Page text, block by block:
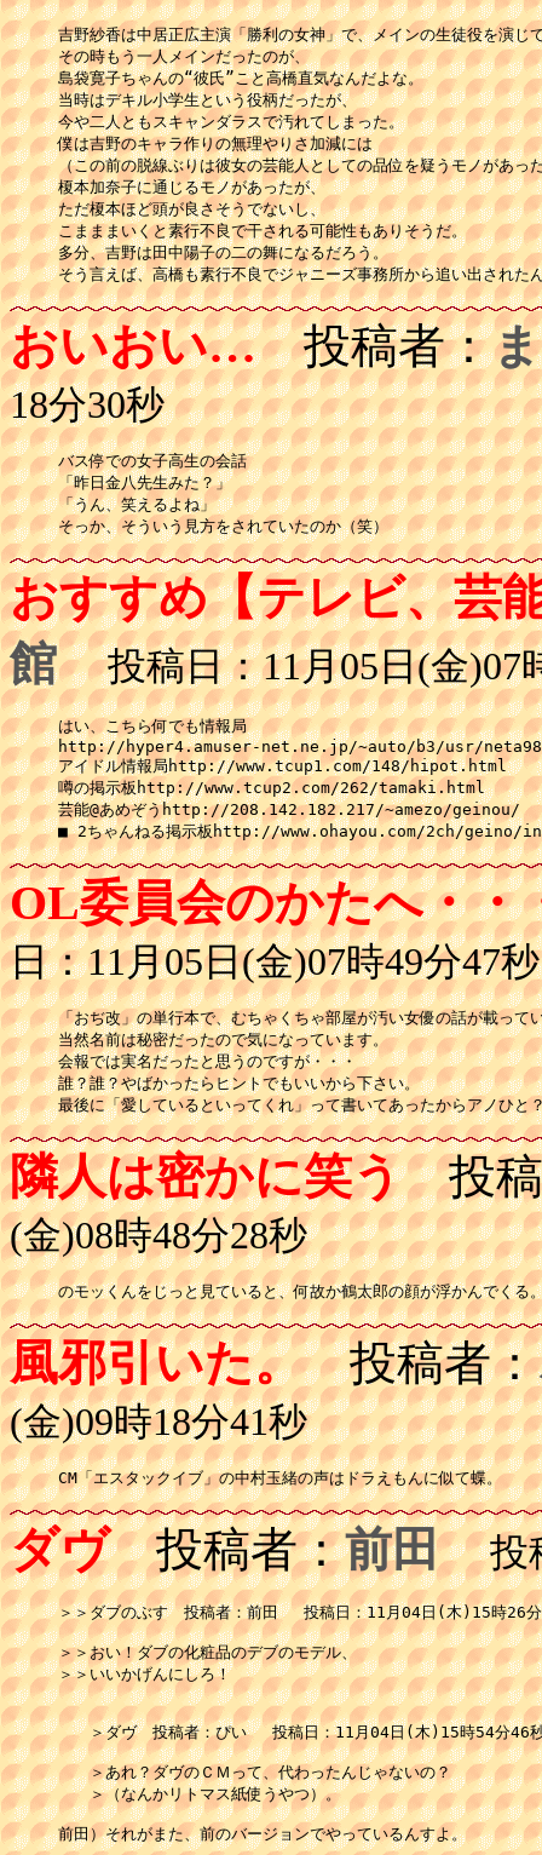
吉野紗香は中居正広主演「勝利の女神」で、メインの生徒役を演じ
その時もう一人メインだったのが、
島袋寛子ちゃんの“彼氏”こと高橋直気なんだよな。
当時はデキル小学生という役柄だったが、
今や二人ともスキャンダラスで汚れてしまった。
僕は吉野のキャラ作りの無理やりさ加減には
（この前の脱線ぶりは彼女の芸能人としての品位を疑うモノがあっ
榎本加奈子に通じるモノがあったが、
ただ榎本ほど頭が良さそうでないし、
こまままいくと素行不良で干される可能性もありそうだ。
多分、吉野は田中陽子の二の舞になるだろう。
おいおい…投稿者：
18分30秒
バス停での女子高生の会話
「昨日金八先生みた？」
「うん、笑えるよね」
そっか、そういう見方をされていたのか（笑）
おすすめ【テレビ、芸
館 投稿日：11月05日(金)07
はい、こちら何でも情報局
http://hyper4.amuser-net.ne.jp/~auto/b3/usr/
アイドル情報局http://www.tcup1.com/148/hipot.html
噂の掲示板http://www.tcup2.com/262/tamaki.html
芸能@あめぞうhttp://208.142.182.217/~amezo/geinou/
■ 2ちゃんねる掲示板http://www.ohayou.com/2ch/geino/
OL委員会のかたへ・・
日：11月05日(金)07時49分47秒
「おぢ改」の単行本で、むちゃくちゃ部屋が汚い女優の話が載って
当然名前は秘密だったので気になっています。
会報では実名だったと思うのですが・・・
誰？誰？やばかったらヒントでもいいから下さい。
最後に「愛しているといってくれ」って書いてあったからアノひと
隣人は密かに笑う投稿
(金)08時48分28秒
のモッくんをじっと見ていると、何故か鶴太郎の顔が浮かんでくる
風邪引いた。投稿者：
(金)09時18分41秒
CM「エスタックイブ」の中村玉緒の声はドラえもんに似て蝶。
ダヴ投稿者：前田 投稿
＞＞ダブのぶす　投稿者：前田 　投稿日：11月04日(木)15時26
＞＞おい！ダブの化粧品のデブのモデル、
＞＞いいかげんにしろ！
＞ダヴ　投稿者：ぴい 　投稿日：11月04日(木)15時54分46
＞あれ？ダヴのＣＭって、代わったんじゃないの？
＞（なんかリトマス紙使うやつ）。
前田）それがまた、前のバージョンでやっているんすよ。